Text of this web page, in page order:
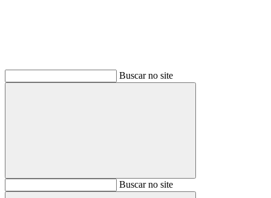
Buscar no site
BuscarBuscar no site